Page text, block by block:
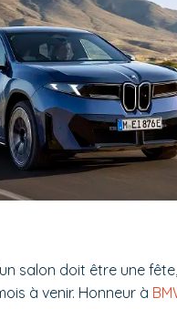
salon doit être une
à venir. Honneur à